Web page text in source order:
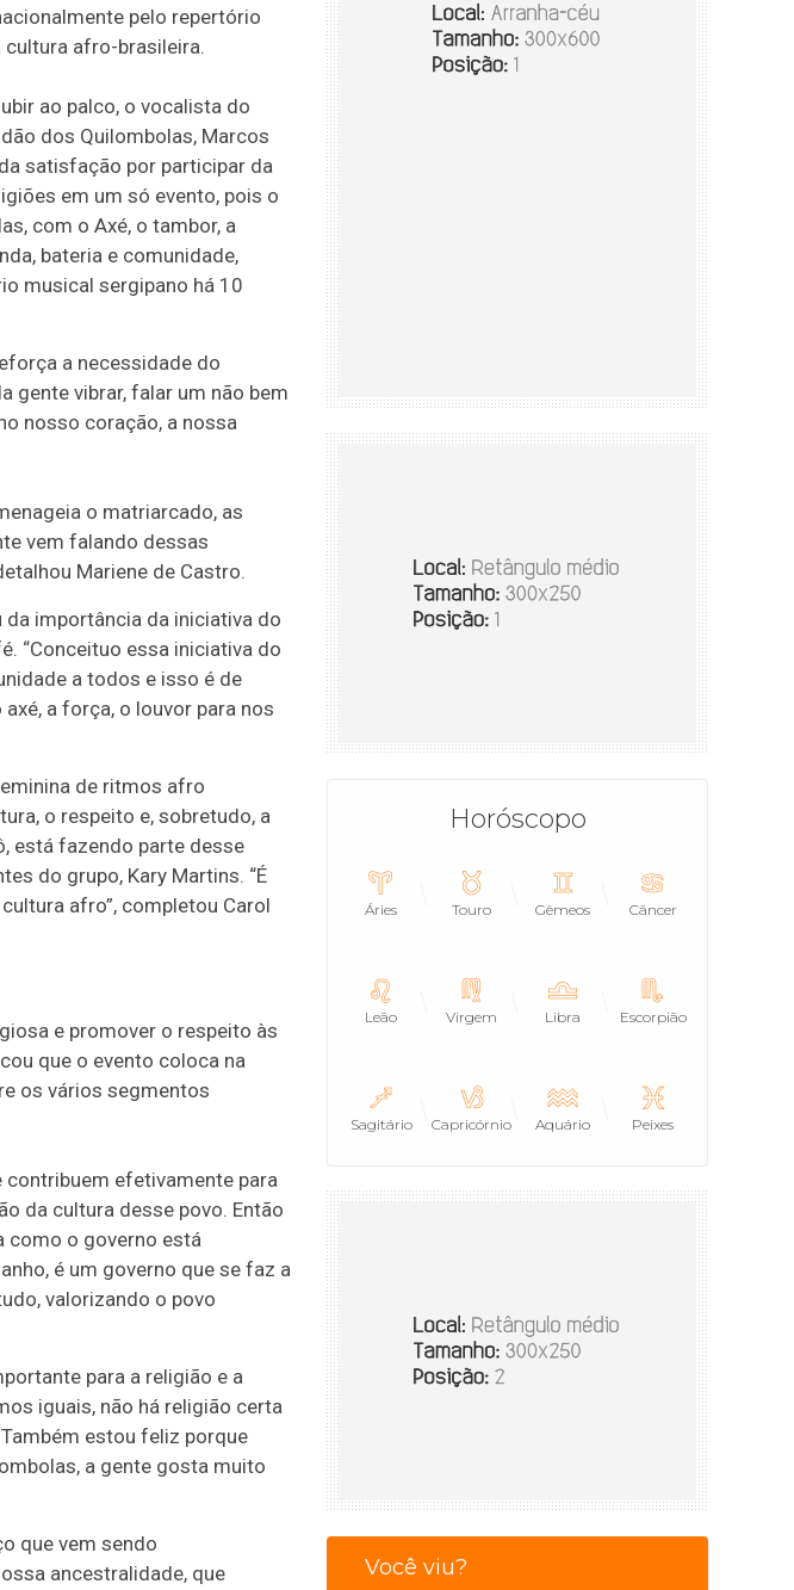
pelo repertório
cultura afro-brasileira.
ao palco, o vocalista do
dos Quilombolas, Marcos
satisfação por participar da
em um só evento, pois o
com o Axé, o tambor, a
bateria e comunidade,
musical sergipano há 10
a necessidade do
gente vibrar, falar um não bem
nosso coração, a nossa
o matriarcado, as
vem falando dessas
Mariene de Castro.
da importância da iniciativa do
“Conceituo essa iniciativa do
a todos e isso é de
a força, o louvor para nos
de ritmos afro
o respeito e, sobretudo, a
está fazendo parte desse
do grupo, Kary Martins. “É
afro”, completou Carol
e promover o respeito às
que o evento coloca na
os vários segmentos
contribuem efetivamente para
da cultura desse povo. Então
como o governo está
é um governo que se faz a
valorizando o povo
para a religião e a
iguais, não há religião certa
estou feliz porque
a gente gosta muito
que vem sendo
ancestralidade, que
Horóscopo
Áries Touro Gêmeos Câncer
Leão Virgem Libra Escorpião
Sagitário Capricórnio Aquário Peixes
Você viu?